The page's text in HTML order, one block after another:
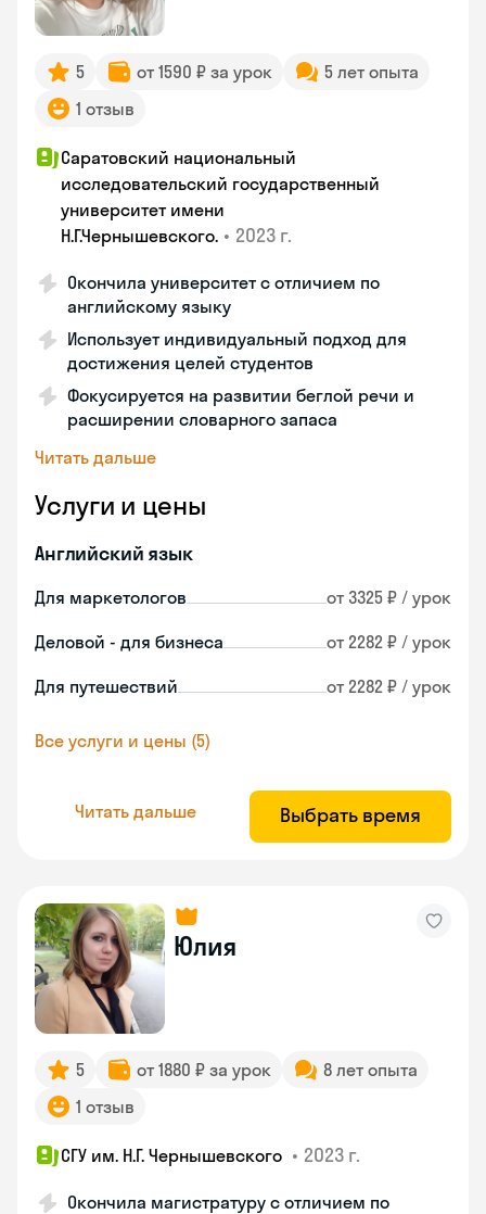
5 от 1590 ₽ за урок
5 лет опыта
1 отзыв
Саратовский национальный
исследовательский государственный
университет имени
Н.Г.Чернышевскогo. • 2023 г.
Окончила университет с отличием по
английскому языку
Использует индивидуальный подход для
достижения целей студентов
Фокусируется на развитии беглой речи и
расширении словарного запаса
Читать дальше
Услуги и цены
Английский язык
Для маркетологов от 3325 ₽ / урок
Деловой - для бизнеса от 2282 ₽ / урок
Для путешествий от 2282 ₽ / урок
Все услуги и цены (5)
Читать дальше Выбрать время
Юлия
5 от 1880 ₽ за урок
8 лет опыта
1 отзыв
СГУ им. Н.Г. Чернышевского • 2023 г.
Окончила магистратуру с отличием по